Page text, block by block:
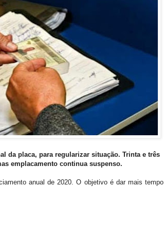
da placa, para regularizar situação. Trinta e três
emplacamento continua suspenso.
anual de 2020. O objetivo é dar mais tempo